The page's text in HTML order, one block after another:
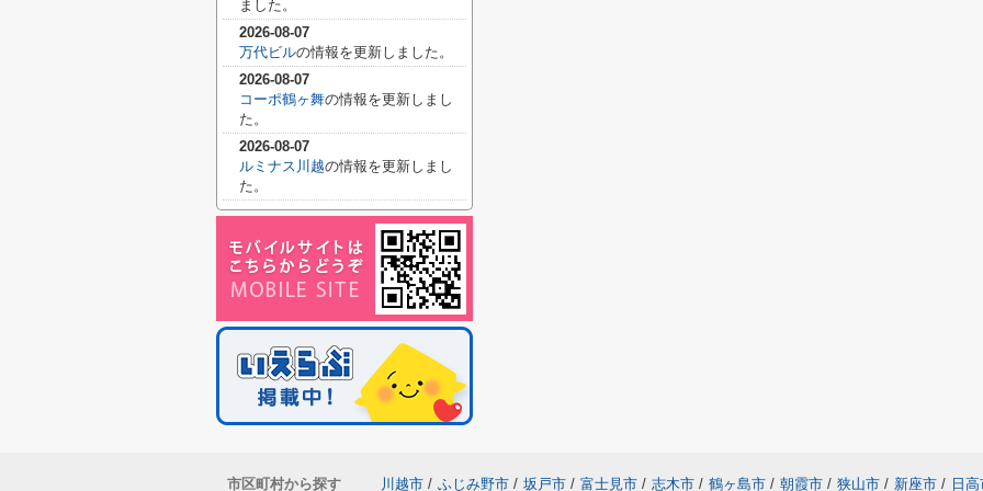
ました。
2026-08-07
万代ビルの情報を更新しました。
2026-08-07
コーポ鶴ヶ舞の情報を更新しまし
た。
2026-08-07
ルミナス川越の情報を更新しまし
た。
市区町村から探す 川越市 / ふじみ野市 / 坂戸市 / 富士見市 / 志木市 / 鶴ヶ島市 / 朝霞市 / 狭山市 / 新座市 / 日